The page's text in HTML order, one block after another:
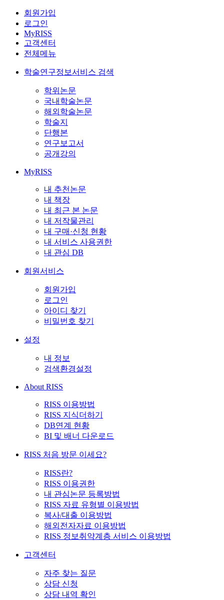
회원가입
로그인
MyRISS
고객센터
전체메뉴
학술연구정보서비스 검색
학위논문
국내학술논문
해외학술논문
학술지
단행본
연구보고서
공개강의
MyRISS
내 추천논문
내 책장
내 최근 본 논문
내 저작물관리
내 구매·신청 현황
내 서비스 사용권한
내 관심 DB
회원서비스
회원가입
로그인
아이디 찾기
비밀번호 찾기
설정
내 정보
검색환경설정
About RISS
RISS 이용방법
RISS 지식더하기
DB연계 현황
BI 및 배너 다운로드
RISS 처음 방문 이세요?
RISS란?
RISS 이용권한
내 관심논문 등록방법
RISS 자료 유형별 이용방법
복사/대출 이용방법
해외전자자료 이용방법
RISS 정보취약계층 서비스 이용방법
고객센터
자주 찾는 질문
상담 신청
상담 내역 확인